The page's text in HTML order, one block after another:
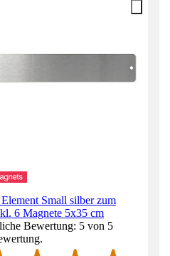
Small silber zum
6 Magnete 5x35 cm
Bewertung: 5 von 5